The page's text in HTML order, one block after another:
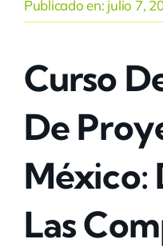
Publicado en: julio 7,
Curso
De
México:
Las